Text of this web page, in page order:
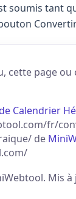
soumis tant
cette page
Calendrier
fr/
de
Mis à